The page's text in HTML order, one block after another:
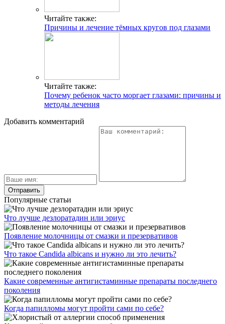
Читайте также:
Причины и лечение тёмных кругов под глазами
Читайте также:
Почему ребенок часто моргает глазами: причины и
методы лечения
Добавить комментарий
Популярные статьи
Что лучше дезлоратадин или эриус
Появление молочницы от смазки и презервативов
Что такое Candida albicans и нужно ли это лечить?
Какие современные антигистаминные препараты последнего
поколения
Когда папилломы могут пройти сами по себе?